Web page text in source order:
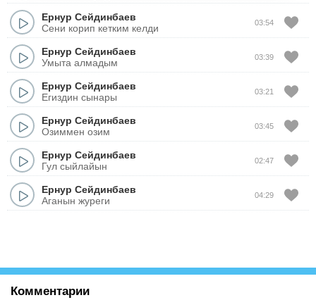
Ернур Сейдинбаев
Сени корип кетким келди
03:54
Ернур Сейдинбаев
Умыта алмадым
03:39
Ернур Сейдинбаев
Егиздин сынары
03:21
Ернур Сейдинбаев
Озиммен озим
03:45
Ернур Сейдинбаев
Гул сыйлайын
02:47
Ернур Сейдинбаев
Аганын журеги
04:29
Комментарии